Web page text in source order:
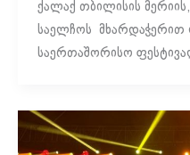
ქალაქ თბილისის
საელჩოს მხარდაჭერით
საერთაშორისო